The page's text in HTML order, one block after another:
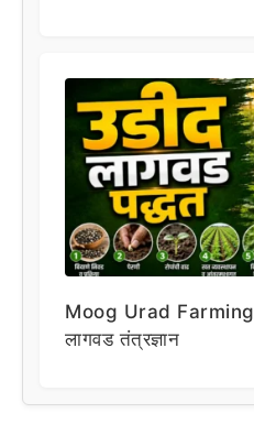
Moog Urad
लागवड तंत्रज्ञान